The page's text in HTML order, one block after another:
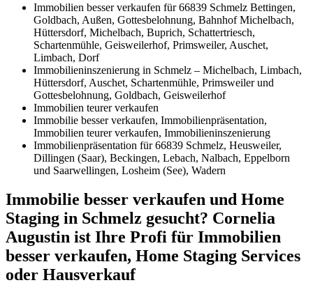
Immobilien besser verkaufen für 66839 Schmelz Bettingen,
Goldbach, Außen, Gottesbelohnung, Bahnhof Michelbach,
Hüttersdorf, Michelbach, Buprich, Schattertriesch,
Schartenmühle, Geisweilerhof, Primsweiler, Auschet,
Limbach, Dorf
Immobilieninszenierung in Schmelz – Michelbach, Limbach,
Hüttersdorf, Auschet, Schartenmühle, Primsweiler und
Gottesbelohnung, Goldbach, Geisweilerhof
Immobilien teurer verkaufen
Immobilie besser verkaufen, Immobilienpräsentation,
Immobilien teurer verkaufen, Immobilieninszenierung
Immobilienpräsentation für 66839 Schmelz, Heusweiler,
Dillingen (Saar), Beckingen, Lebach, Nalbach, Eppelborn
und Saarwellingen, Losheim (See), Wadern
Immobilie besser verkaufen und Home
Staging in Schmelz gesucht? Cornelia
Augustin ist Ihre Profi für Immobilien
besser verkaufen, Home Staging Services
oder Hausverkauf